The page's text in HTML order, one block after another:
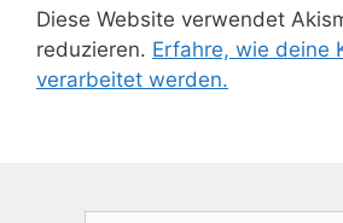
Diese Website verwendet
reduzieren. Erfahre, wie deine
verarbeitet werden.